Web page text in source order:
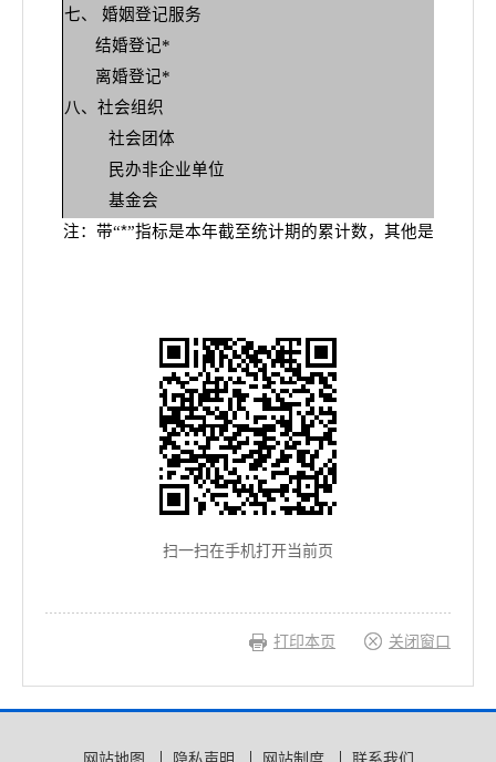
七、 婚姻登记服务
结婚登记*
离婚登记*
八、社会组织
社会团体
民办非企业单位
基金会
注：带“*”指标是本年截至统计期的累计数，其他是期末数
扫一扫在手机打开当前页
打印本页 关闭窗口
网站地图 隐私声明 网站制度 联系我们